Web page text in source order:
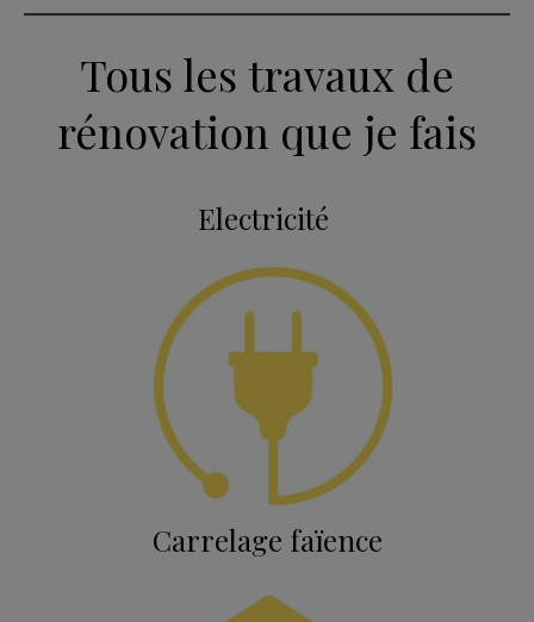
Tous les travaux de
rénovation que je fais
Electricité
Carrelage faïence